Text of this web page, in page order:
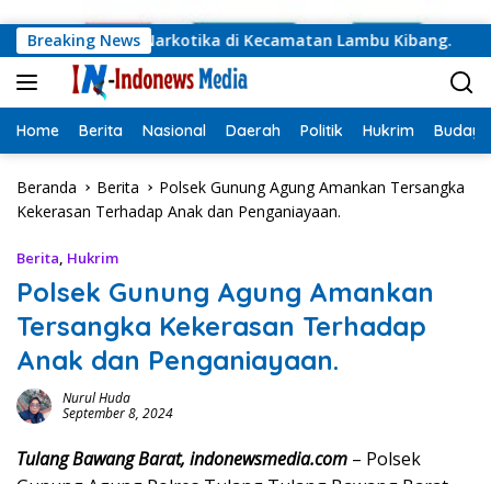
Breaking News
Pidana Narkotika di Kecamatan Lambu Kibang.
Home Berita Nasional Daerah Politik Hukrim Budaya
Beranda Berita
Polsek Gunung Agung Amankan Tersangka
Kekerasan Terhadap Anak dan Penganiayaan.
Berita, Hukrim
Polsek Gunung Agung Amankan
Tersangka Kekerasan Terhadap
Anak dan Penganiayaan.
Nurul Huda
September 8, 2024
Tulang Bawang Barat, indonewsmedia.com – Polsek